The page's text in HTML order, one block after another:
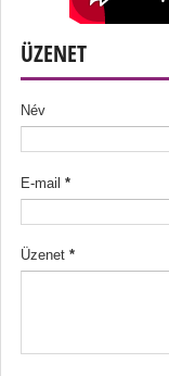
ÜZENET
Név
E-mail *
Üzenet *